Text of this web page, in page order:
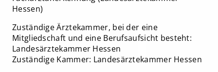
Hessen)
Zuständige Ärztekammer, bei der eine
Mitgliedschaft und eine Berufsaufsicht besteht:
Landesärztekammer Hessen
Zuständige Kammer: Landesärztekammer Hessen